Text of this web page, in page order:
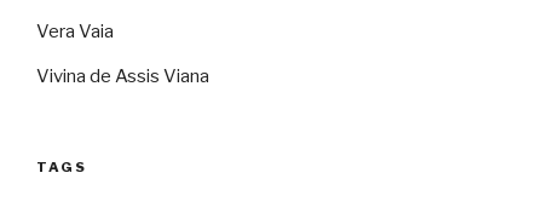
Vera Vaia
Vivina de Assis Viana
TAGS